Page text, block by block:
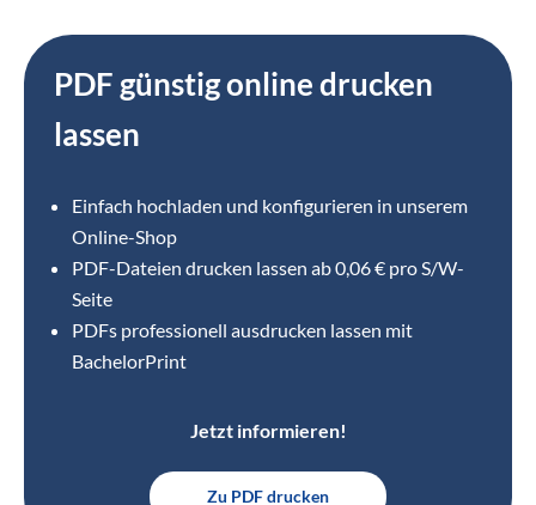
PDF günstig online drucken
lassen
Einfach hochladen und konfigurieren in unserem
Online-Shop
⁣PDF-Dateien drucken lassen ab 0,06 € pro S/W-
Seite
PDFs professionell ausdrucken lassen mit
BachelorPrint
Jetzt informieren!
Zu PDF drucken